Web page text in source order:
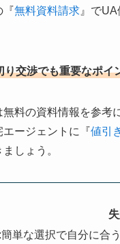
『無料資料請求 』で
り交渉でも重要なポイ
料の資料情報を参考
ージェントに『値引
しょう。
:簡単な選択で自分に合